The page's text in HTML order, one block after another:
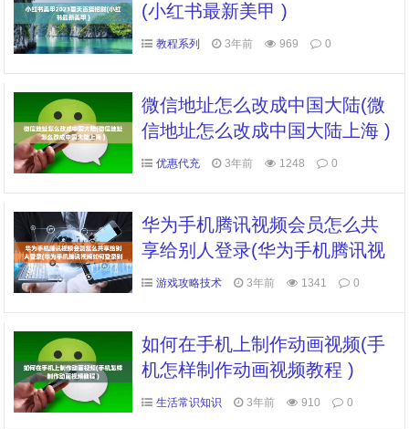
(小红书最新美甲 )
教程系列 3年前 969 0
微信地址怎么改成中国大陆(微
信地址怎么改成中国大陆上海 )
优惠代充 3年前 1248 0
华为手机腾讯视频会员怎么共
享给别人登录(华为手机腾讯视
频如何登录别人的会员账号 )
游戏攻略技术 3年前 1341 0
如何在手机上制作动画视频(手
机怎样制作动画视频教程 )
生活常识知识 3年前 910 0